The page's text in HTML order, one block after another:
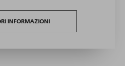
INFORMAZIONI